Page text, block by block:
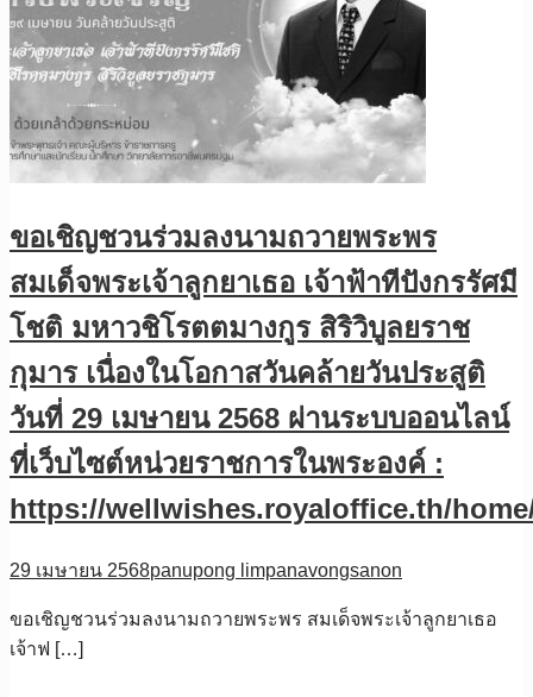
ขอเชิญชวนร่วมลงนามถวายพระพร
สมเด็จพระเจ้าลูกยาเธอ เจ้าฟ้าทีปังกรรัศมี
โชติ มหาวชิโรตตมางกูร สิริวิบูลยราช
กุมาร เนื่องในโอกาสวันคล้ายวันประสูติ
วันที่ 29 เมษายน 2568 ผ่านระบบออนไลน์
ที่เว็บไซต์หน่วยราชการในพระองค์ :
https://wellwishes.royaloffice.th/
29 เมษายน 2568panupong limpanavongsanon
ขอเชิญชวนร่วมลงนามถวายพระพร สมเด็จพระเจ้าลูกยาเธอ
เจ้าฟ […]